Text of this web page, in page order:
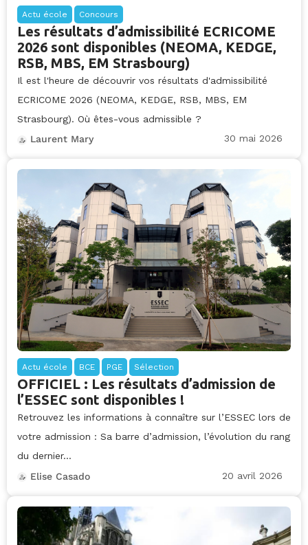
Actu école Concours
Les résultats d’admissibilité ECRICOME
2026 sont disponibles (NEOMA, KEDGE,
RSB, MBS, EM Strasbourg)
Il est l'heure de découvrir vos résultats d'admissibilité
ECRICOME 2026 (NEOMA, KEDGE, RSB, MBS, EM
Strasbourg). Où êtes-vous admissible ?
Laurent Mary
30 mai 2026
Actu école BCE PGE Sélection
OFFICIEL : Les résultats d’admission de
l’ESSEC sont disponibles !
Retrouvez les informations à connaître sur l’ESSEC lors de
votre admission : Sa barre d’admission, l’évolution du rang
du dernier...
Elise Casado
20 avril 2026